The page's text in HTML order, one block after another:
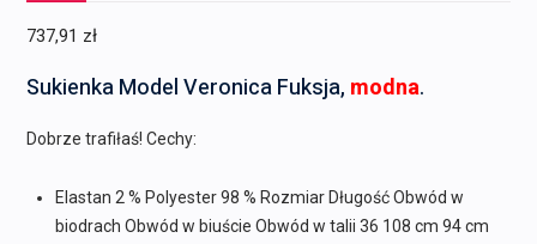
737,91 zł
Sukienka Model Veronica Fuksja, modna.
Dobrze trafiłaś! Cechy:
Elastan 2 % Polyester 98 % Rozmiar Długość Obwód w
biodrach Obwód w biuście Obwód w talii 36 108 cm 94 cm